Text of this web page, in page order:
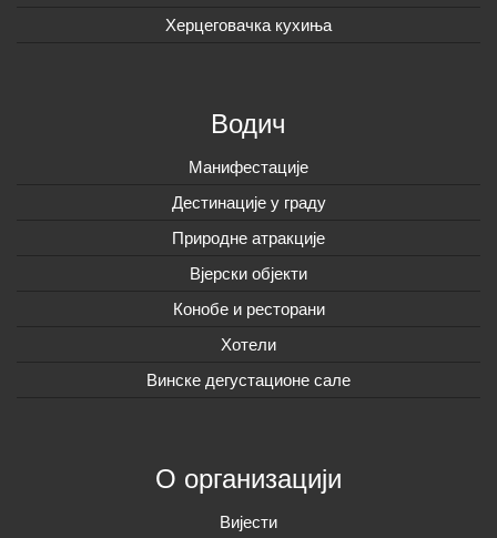
Херцеговачка кухиња
Водич
Манифестације
Дестинације у граду
Природне атракције
Вјерски објекти
Конобе и ресторани
Хотели
Винске дегустационе сале
О организацији
Вијeсти